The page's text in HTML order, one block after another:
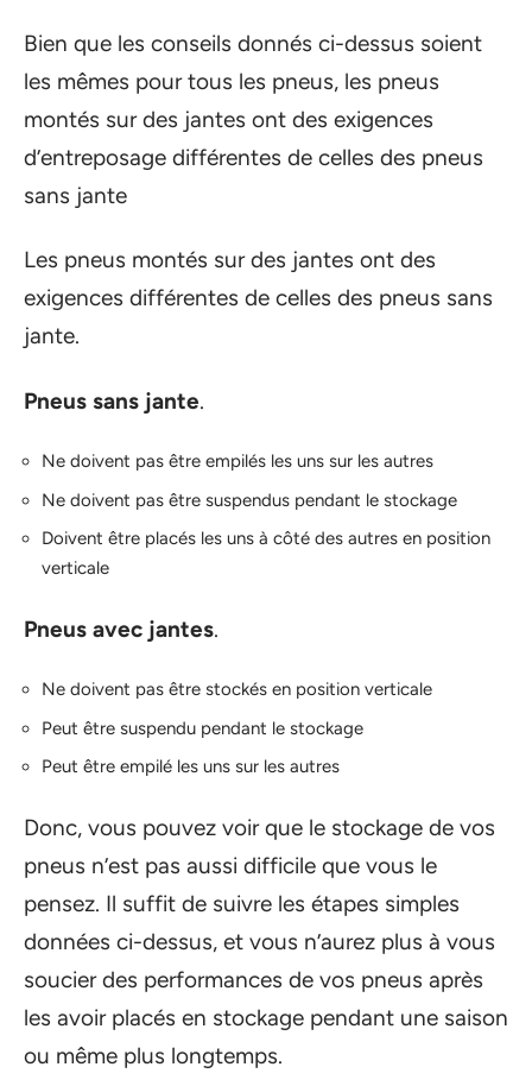
Bien que les conseils donnés ci-dessus soient
les mêmes pour tous les pneus, les pneus
montés sur des jantes ont des exigences
d’entreposage différentes de celles des pneus
sans jante
Les pneus montés sur des jantes ont des
exigences différentes de celles des pneus sans
jante.
Pneus sans jante.
Ne doivent pas être empilés les uns sur les autres
Ne doivent pas être suspendus pendant le stockage
Doivent être placés les uns à côté des autres en position
verticale
Pneus avec jantes.
Ne doivent pas être stockés en position verticale
Peut être suspendu pendant le stockage
Peut être empilé les uns sur les autres
Donc, vous pouvez voir que le stockage de vos
pneus n’est pas aussi difficile que vous le
pensez. Il suffit de suivre les étapes simples
données ci-dessus, et vous n’aurez plus à vous
soucier des performances de vos pneus après
les avoir placés en stockage pendant une saison
ou même plus longtemps.